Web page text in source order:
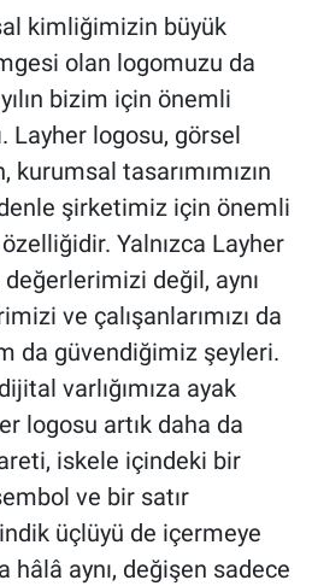
kimliğimizin büyük
olan logomuzu da
bizim için önemli
Layher logosu, görsel
kurumsal tasarımımızın
şirketimiz için önemli
özelliğidir. Yalnızca Layher
değil, aynı
ve çalışanlarımızı da
da güvendiğimiz şeyleri.
varlığımıza ayak
logosu artık daha da
iskele içindeki bir
ve bir satır
üçlüyü de içermeye
hâlâ aynı, değişen sadece